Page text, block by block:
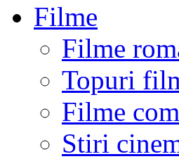
Filme
Filme
Topuri
Filme
Stiri